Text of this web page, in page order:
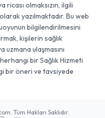
olmaksızın, ilgili
yazılmaktadır. Bu web
bilgilendirilmesini
kişilerin sağlık
ulaşmasını
herhangi bir Sağlık Hizmeti
bir öneri ve tavsiyede
Tüm Hakları Saklıdır.